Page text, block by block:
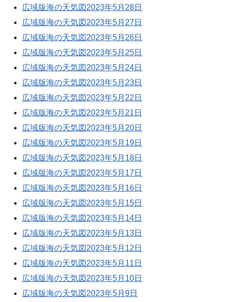
広域版海の天気図2023年5月28日
広域版海の天気図2023年5月27日
広域版海の天気図2023年5月26日
広域版海の天気図2023年5月25日
広域版海の天気図2023年5月24日
広域版海の天気図2023年5月23日
広域版海の天気図2023年5月22日
広域版海の天気図2023年5月21日
広域版海の天気図2023年5月20日
広域版海の天気図2023年5月19日
広域版海の天気図2023年5月18日
広域版海の天気図2023年5月17日
広域版海の天気図2023年5月16日
広域版海の天気図2023年5月15日
広域版海の天気図2023年5月14日
広域版海の天気図2023年5月13日
広域版海の天気図2023年5月12日
広域版海の天気図2023年5月11日
広域版海の天気図2023年5月10日
広域版海の天気図2023年5月9日